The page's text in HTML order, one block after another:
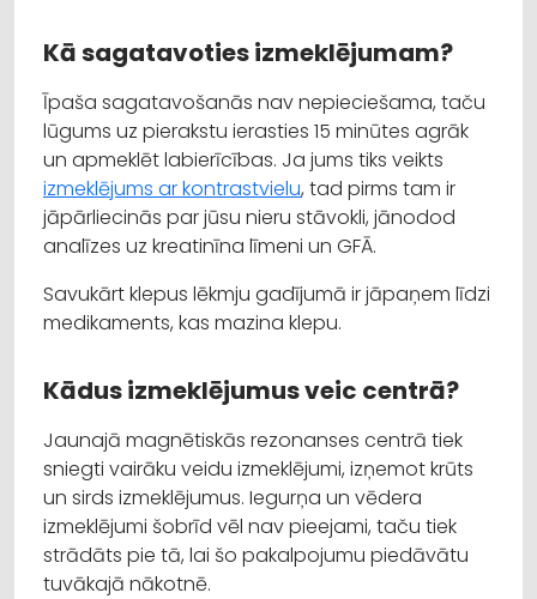
Kā sagatavoties izmeklējumam?
Īpaša sagatavošanās nav nepieciešama, taču
lūgums uz pierakstu ierasties 15 minūtes agrāk
un apmeklēt labierīcības. Ja jums tiks veikts
izmeklējums ar kontrastvielu, tad pirms tam ir
jāpārliecinās par jūsu nieru stāvokli, jānodod
analīzes uz kreatinīna līmeni un GFĀ.
Savukārt klepus lēkmju gadījumā ir jāpaņem līdzi
medikaments, kas mazina klepu.
Kādus izmeklējumus veic centrā?
Jaunajā magnētiskās rezonanses centrā tiek
sniegti vairāku veidu izmeklējumi, izņemot krūts
un sirds izmeklējumus. Iegurņa un vēdera
izmeklējumi šobrīd vēl nav pieejami, taču tiek
strādāts pie tā, lai šo pakalpojumu piedāvātu
tuvākajā nākotnē.